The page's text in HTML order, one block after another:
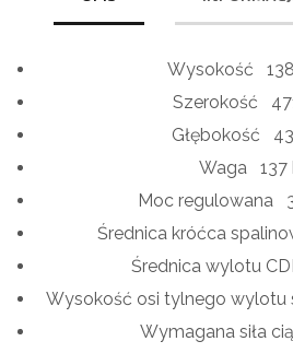
Wysokość
Szerokość
Głębokość
Waga 137
Moc regulowana
Średnica króćca
Średnica wylotu
Wysokość osi tylnego wylotu
Wymagana siła